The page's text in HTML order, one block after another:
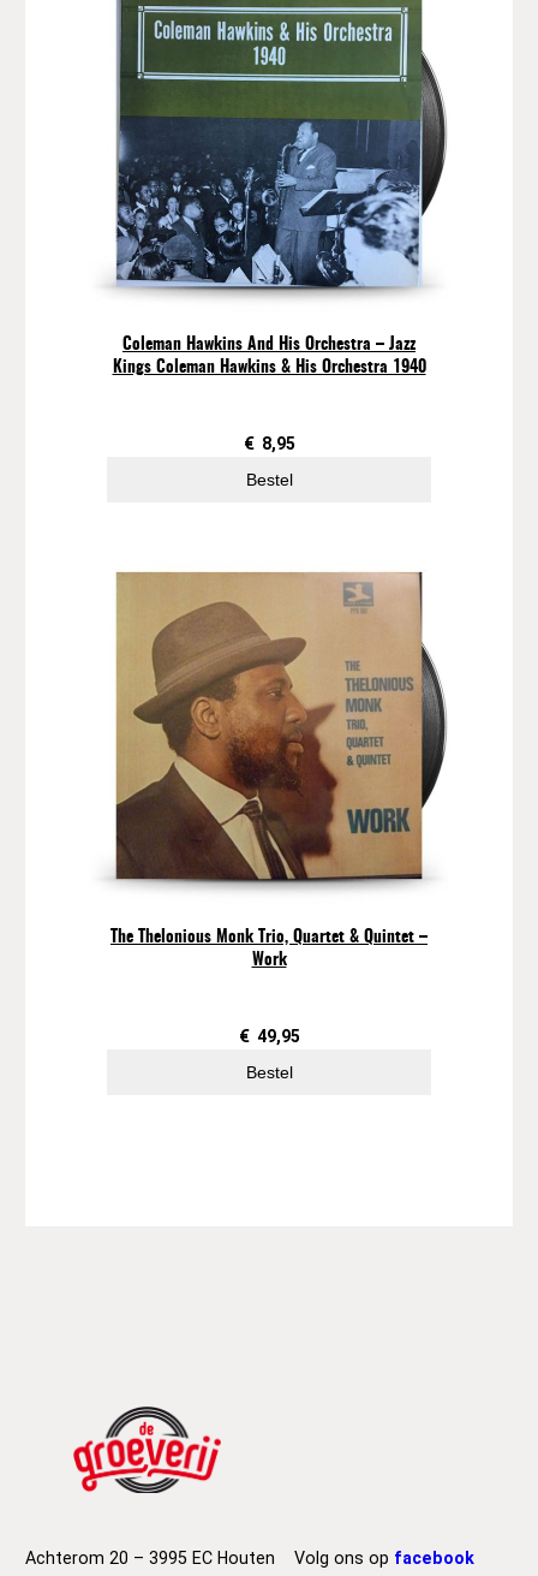
Coleman Hawkins And His Orchestra – Jazz
Kings Coleman Hawkins & His Orchestra 1940
€ 8,95
Bestel
The Thelonious Monk Trio, Quartet & Quintet –
Work
€ 49,95
Bestel
Achterom 20 – 3995 EC Houten
Volg ons op facebook